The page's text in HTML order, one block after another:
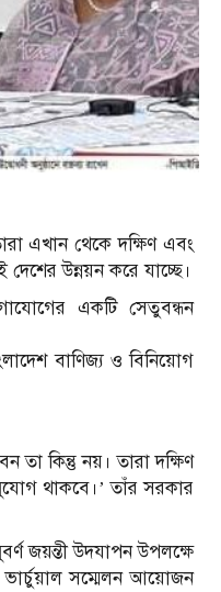
এখান থেকে দক্ষিণ এবং
উন্নয়ন করে যাচ্ছে।
একটি সেতুবন্ধন
বাণিজ্য ও বিনিয়োগ
তা কিন্তু নয়। তারা দক্ষিণ
থাকবে।’ তাঁর সরকার
জয়ন্তী উদযাপন উপলক্ষে
ভার্চুয়াল সম্মেলন আয়োজন